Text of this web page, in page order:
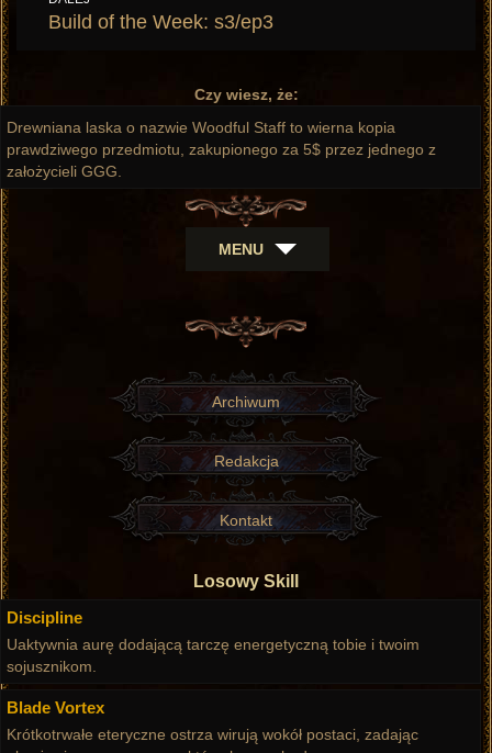
Następny
Build of the Week: s3/ep3
Czy wiesz, że:
Drewniana laska o nazwie Woodful Staff to wierna kopia
prawdziwego przedmiotu, zakupionego za 5$ przez jednego z
założycieli GGG.
MENU
Archiwum
Redakcja
Kontakt
Losowy Skill
Discipline
Uaktywnia aurę dodającą tarczę energetyczną tobie i twoim
sojusznikom.
Blade Vortex
Krótkotrwałe eteryczne ostrza wirują wokół postaci, zadając